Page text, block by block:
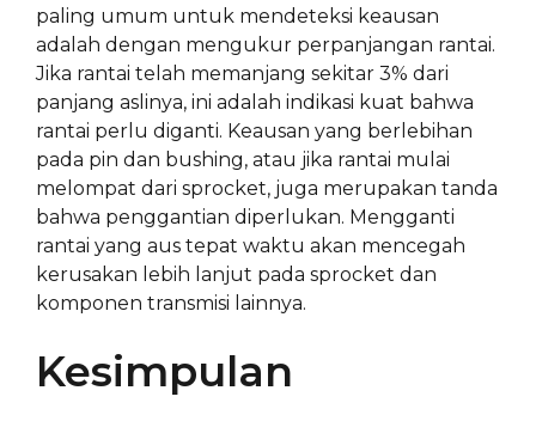
paling umum untuk mendeteksi keausan
adalah dengan mengukur perpanjangan rantai.
Jika rantai telah memanjang sekitar 3% dari
panjang aslinya, ini adalah indikasi kuat bahwa
rantai perlu diganti. Keausan yang berlebihan
pada pin dan bushing, atau jika rantai mulai
melompat dari sprocket, juga merupakan tanda
bahwa penggantian diperlukan. Mengganti
rantai yang aus tepat waktu akan mencegah
kerusakan lebih lanjut pada sprocket dan
komponen transmisi lainnya.
Kesimpulan